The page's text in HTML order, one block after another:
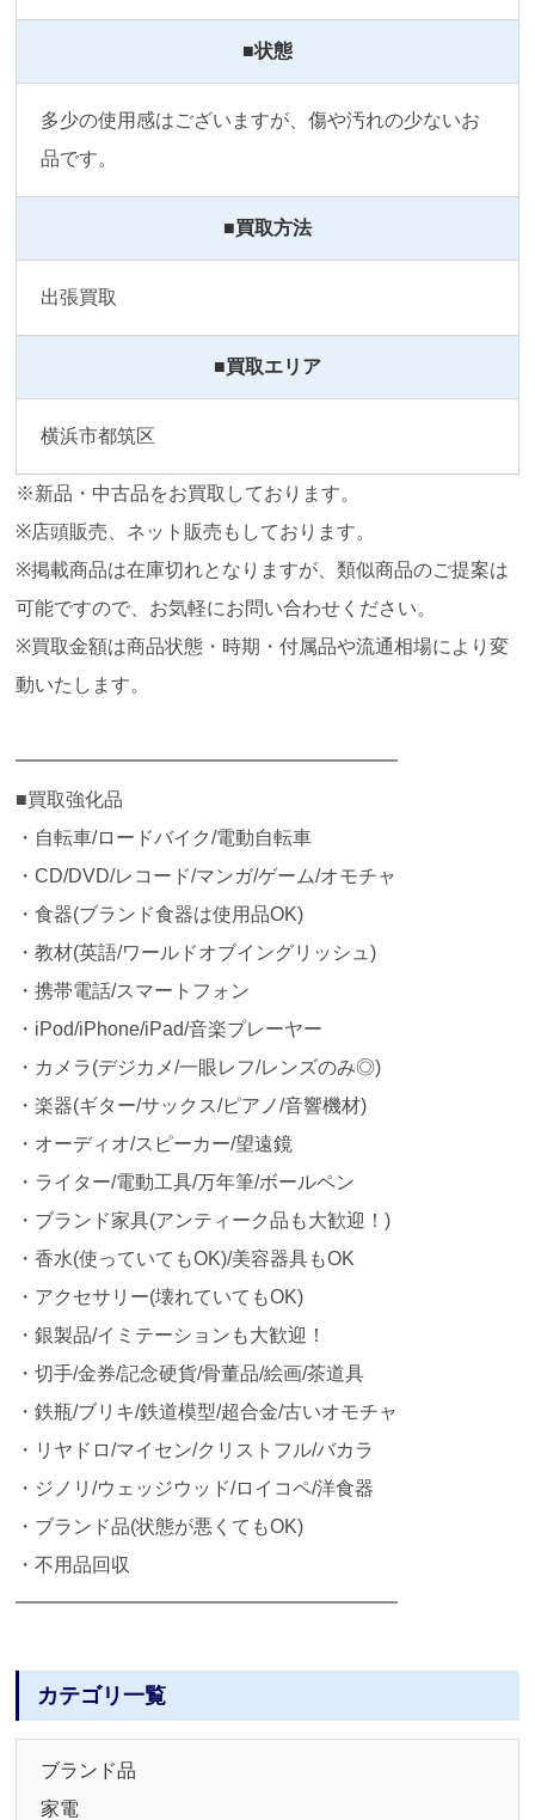
■状態
多少の使用感はございますが、傷や汚れの少ないお
品です。
■買取方法
出張買取
■買取エリア
横浜市都筑区
※新品・中古品をお買取しております。
※店頭販売、ネット販売もしております。
※掲載商品は在庫切れとなりますが、類似商品のご提案は
可能ですので、お気軽にお問い合わせください。
※買取金額は商品状態・時期・付属品や流通相場により変
動いたします。
━━━━━━━━━━━━━━━━━━━━
■買取強化品
・自転車/ロードバイク/電動自転車
・CD/DVD/レコード/マンガ/ゲーム/オモチャ
・食器(ブランド食器は使用品OK)
・教材(英語/ワールドオブイングリッシュ)
・携帯電話/スマートフォン
・iPod/iPhone/iPad/音楽プレーヤー
・カメラ(デジカメ/一眼レフ/レンズのみ◎)
・楽器(ギター/サックス/ピアノ/音響機材)
・オーディオ/スピーカー/望遠鏡
・ライター/電動工具/万年筆/ボールペン
・ブランド家具(アンティーク品も大歓迎！)
・香水(使っていてもOK)/美容器具もOK
・アクセサリー(壊れていてもOK)
・銀製品/イミテーションも大歓迎！
・切手/金券/記念硬貨/骨董品/絵画/茶道具
・鉄瓶/ブリキ/鉄道模型/超合金/古いオモチャ
・リヤドロ/マイセン/クリストフル/バカラ
・ジノリ/ウェッジウッド/ロイコペ/洋食器
・ブランド品(状態が悪くてもOK)
・不用品回収
━━━━━━━━━━━━━━━━━━━━
カテゴリ一覧
ブランド品
家電